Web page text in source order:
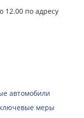
12.00 по адресу
автомобили
меры